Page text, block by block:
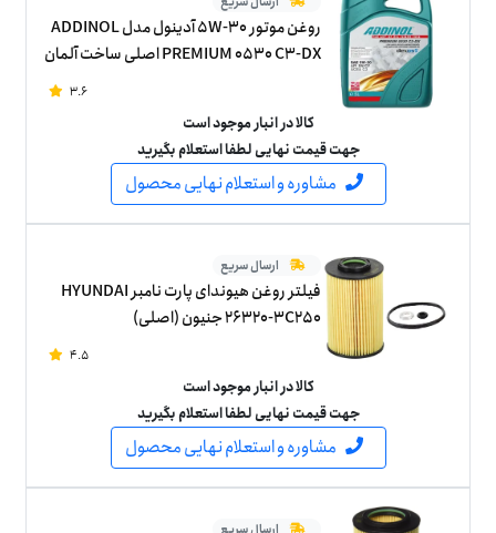
روغن موتور 5W-30 آدینول مدل ADDINOL
PREMIUM 0530 C3-DX اصلی ساخت آلمان
3.6
کالا در انبار موجود است
جهت قیمت نهایی لطفا استعلام بگیرید
مشاوره و استعلام نهایی محصول
ارسال سریع
فیلتر روغن هیوندای پارت نامبر HYUNDAI
26320-3C250 جنیون (اصلی)
4.5
کالا در انبار موجود است
جهت قیمت نهایی لطفا استعلام بگیرید
مشاوره و استعلام نهایی محصول
ارسال سریع